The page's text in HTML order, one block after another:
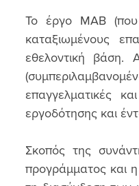
Το έργο MAB (που
καταξιωμένους
εθελοντική βάση.
επαγγελματικές
εργοδότησης και
Σκοπός της
προγράμματος και